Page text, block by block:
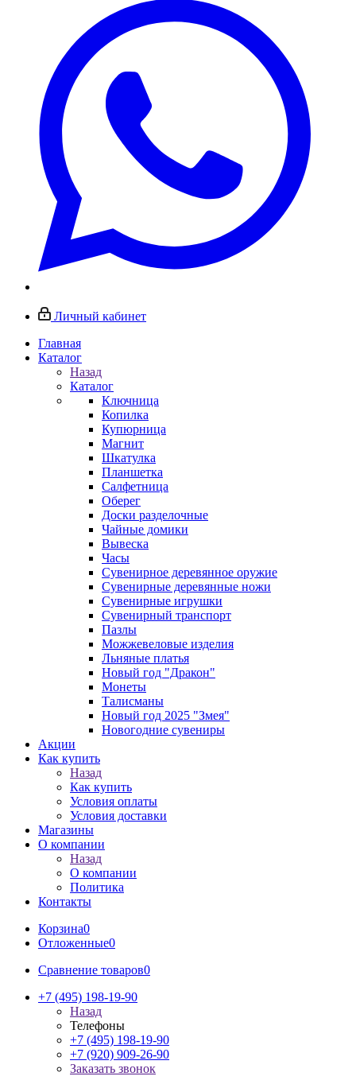
Личный кабинет
Главная
Каталог
Назад
Каталог
Ключница
Копилка
Купюрница
Магнит
Шкатулка
Планшетка
Салфетница
Оберег
Доски разделочные
Чайные домики
Вывеска
Часы
Сувенирное деревянное оружие
Сувенирные деревянные ножи
Сувенирные игрушки
Сувенирный транспорт
Пазлы
Можжевеловые изделия
Льняные платья
Новый год "Дракон"
Монеты
Талисманы
Новый год 2025 "Змея"
Новогодние сувениры
Акции
Как купить
Назад
Как купить
Условия оплаты
Условия доставки
Магазины
О компании
Назад
О компании
Политика
Контакты
Корзина0
Отложенные0
Сравнение товаров0
+7 (495) 198-19-90
Назад
Телефоны
+7 (495) 198-19-90
+7 (920) 909-26-90
Заказать звонок